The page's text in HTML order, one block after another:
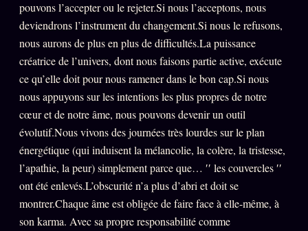
Audit Social
LIVRES TRILOGIE + 2
KÉTAMINE2019
BRAQUAGE
SUSPECTE2022
Compte Suspendu2024
Les Limites
Le procès Brigitte Macron
pouvons l’accepter ou le rejeter.Si nous l’acceptons, nous
deviendrons l’instrument du changement.Si nous le refusons,
nous aurons de plus en plus de difficultés.La puissance
créatrice de l’univers, dont nous faisons partie active, exécute
ce qu’elle doit pour nous ramener dans le bon cap.Si nous
nous appuyons sur les intentions les plus propres de notre
cœur et de notre âme, nous pouvons devenir un outil
évolutif.Nous vivons des journées très lourdes sur le plan
énergétique (qui induisent la mélancolie, la colère, la tristesse,
l’apathie, la peur) simplement parce que… ′′ les couvercles ′′
ont été enlevés.L’obscurité n’a plus d’abri et doit se
montrer.Chaque âme est obligée de faire face à elle-même, à
son karma. Avec sa propre responsabilité comme